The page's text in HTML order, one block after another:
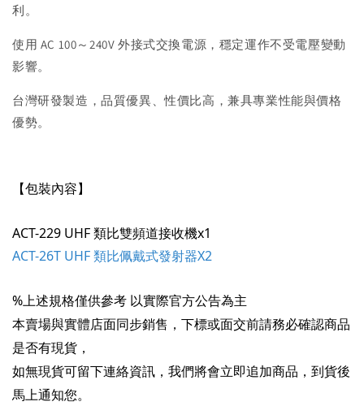
利。
使用 AC 100～240V 外接式交換電源，穩定運作不受電壓變動
影響。
台灣研發製造，品質優異、性價比高，兼具專業性能與價格
優勢。
【包裝內容】
ACT-229 UHF 類比雙頻道接收機x1
ACT-26T UHF 類比佩戴式發射器X2
%上述規格僅供參考 以實際官方公告為主
本賣場與實體店面同步銷售，下標或面交前請務必確認商品
是否有現貨，
如無現貨可留下連絡資訊，我們將會立即追加商品，到貨後
馬上通知您。